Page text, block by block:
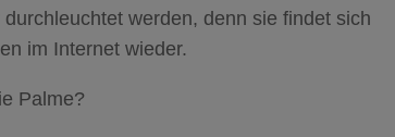
werden, denn sie findet sich
im Internet wieder.
Palme?